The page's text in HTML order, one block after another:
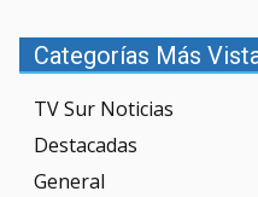
Categorías Más
TV Sur Noticias
Destacadas
General